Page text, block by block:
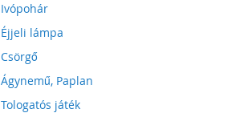
Ivópohár
Éjjeli lámpa
Csörgő
Ágynemű, Paplan
Tologatós játék